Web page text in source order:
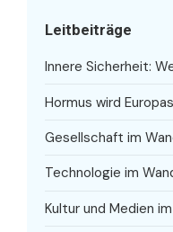
Leitbeiträge
Innere Sicherheit:
Hormus wird
Gesellschaft im
Technologie im
Kultur und Medien